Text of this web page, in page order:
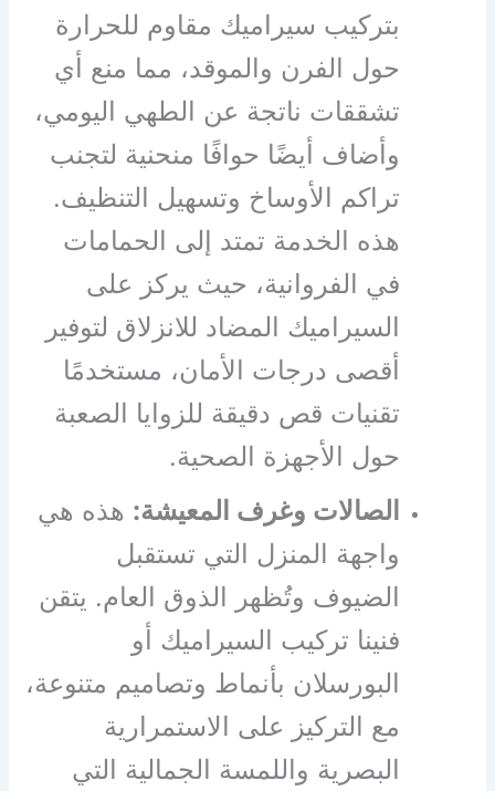
بتركيب سيراميك مقاوم للحرارة
حول الفرن والموقد، مما منع أي
تشققات ناتجة عن الطهي اليومي،
وأضاف أيضًا حوافًا منحنية لتجنب
تراكم الأوساخ وتسهيل التنظيف.
هذه الخدمة تمتد إلى الحمامات
في الفروانية، حيث يركز على
السيراميك المضاد للانزلاق لتوفير
أقصى درجات الأمان، مستخدمًا
تقنيات قص دقيقة للزوايا الصعبة
حول الأجهزة الصحية.
الصالات وغرف المعيشة: هذه هي
واجهة المنزل التي تستقبل
الضيوف وتُظهر الذوق العام. يتقن
فنينا تركيب السيراميك أو
البورسلان بأنماط وتصاميم متنوعة،
مع التركيز على الاستمرارية
البصرية واللمسة الجمالية التي